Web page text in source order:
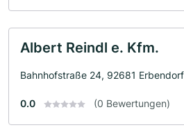
Albert Reindl e. Kfm.
Bahnhofstraße 24, 92681 Erbendorf
0.0 (0 Bewertungen)